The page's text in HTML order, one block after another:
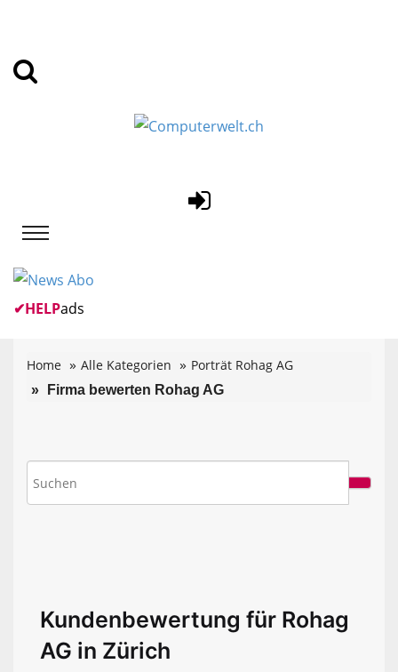
✔HELPads
Home Alle Kategorien Porträt Rohag AG
Firma bewerten Rohag AG
Kundenbewertung für Rohag
AG in Zürich